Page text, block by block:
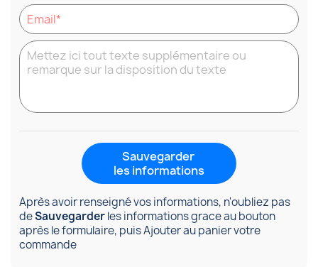
Sauvegarder
les informations
Après avoir renseigné vos informations, n'oubliez pas
deSauvegarderles informations grace au bouton
après le formulaire, puis Ajouter au panier votre
commande